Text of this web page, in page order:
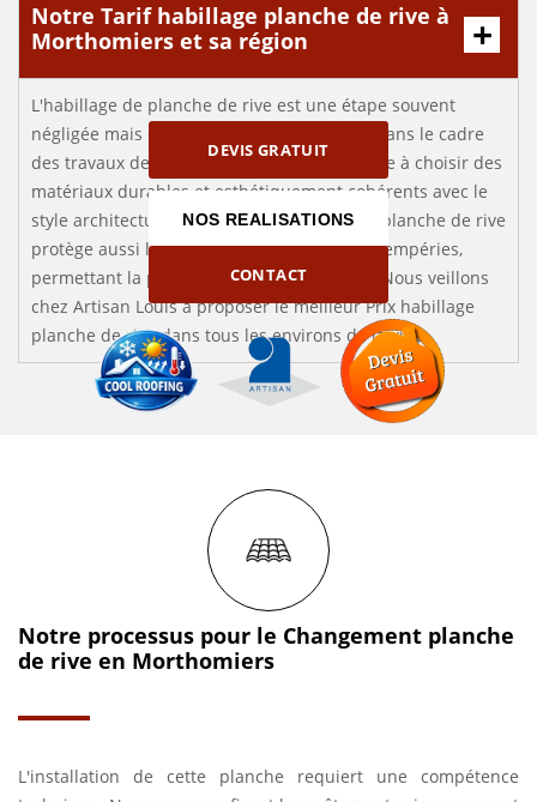
DEVIS GRATUIT
NOS REALISATIONS
CONTACT
Notre Tarif habillage planche de rive à
Morthomiers et sa région
L'habillage de planche de rive est une étape souvent
négligée mais esthétiquement importante dans le cadre
des travaux de toiture. Cette entreprise veille à choisir des
matériaux durables et esthétiquement cohérents avec le
style architectural de la maison. Habiller la planche de rive
protège aussi les bords du toit de toutes intempéries,
permettant la préservation de la structure. Nous veillons
chez Artisan Louis à proposer le meilleur Prix habillage
planche de rive dans tous les environs de la ville.
Notre processus pour le Changement planche
de rive en Morthomiers
L'installation de cette planche requiert une compétence